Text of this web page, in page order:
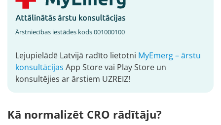
Ārstniecības iestādes kods 001000100
Lejupielādē Latvijā radīto lietotni MyEmerg – ārstu
konsultācijas App Store vai Play Store un
konsultējies ar ārstiem UZREIZ!
Kā normalizēt CRO rādītāju?